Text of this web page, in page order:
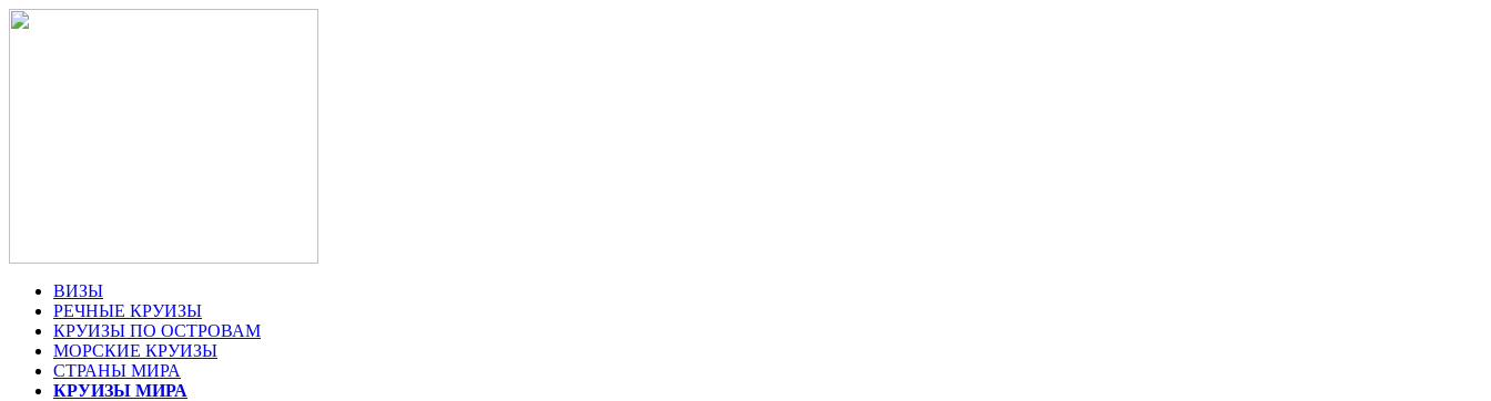
ВИЗЫ
РЕЧНЫЕ КРУИЗЫ
КРУИЗЫ ПО ОСТРОВАМ
МОРСКИЕ КРУИЗЫ
СТРАНЫ МИРА
КРУИЗЫ МИРА